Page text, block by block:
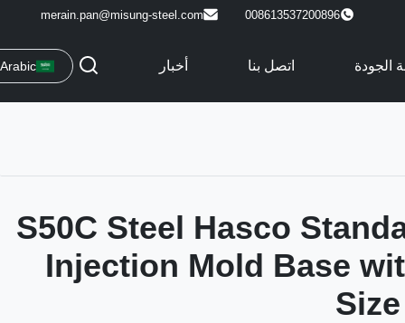
008613537200896
merain.pan@misung-steel.com
الجودة اتصل بنا أخبار Arabic
S50C Steel Hasco
Injection Mold Base